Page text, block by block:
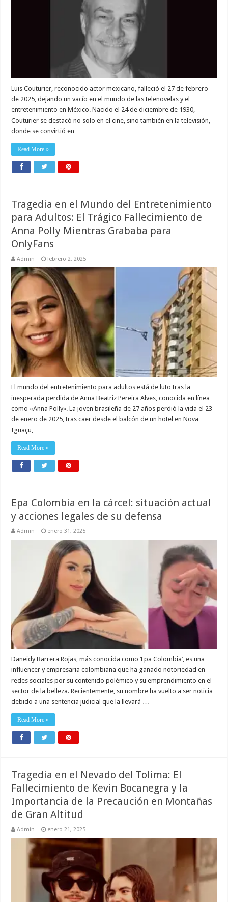
Luis Couturier, reconocido actor mexicano, falleció el 27 de febrero
de 2025, dejando un vacío en el mundo de las telenovelas y el
entretenimiento en México. Nacido el 24 de diciembre de 1930,
Couturier se destacó no solo en el cine, sino también en la televisión,
donde se convirtió en …
Read More »
Tragedia en el Mundo del Entretenimiento
para Adultos: El Trágico Fallecimiento de
Anna Polly Mientras Grababa para
OnlyFans
Admin febrero 2, 2025
El mundo del entretenimiento para adultos está de luto tras la
inesperada perdida de Anna Beatriz Pereira Alves, conocida en línea
como «Anna Polly». La joven brasileña de 27 años perdió la vida el 23
de enero de 2025, tras caer desde el balcón de un hotel en Nova
Iguaçu, …
Read More »
Epa Colombia en la cárcel: situación actual
y acciones legales de su defensa
Admin enero 31, 2025
Daneidy Barrera Rojas, más conocida como ‘Epa Colombia’, es una
influencer y empresaria colombiana que ha ganado notoriedad en
redes sociales por su contenido polémico y su emprendimiento en el
sector de la belleza. Recientemente, su nombre ha vuelto a ser noticia
debido a una sentencia judicial que la llevará …
Read More »
Tragedia en el Nevado del Tolima: El
Fallecimiento de Kevin Bocanegra y la
Importancia de la Precaución en Montañas
de Gran Altitud
Admin enero 21, 2025